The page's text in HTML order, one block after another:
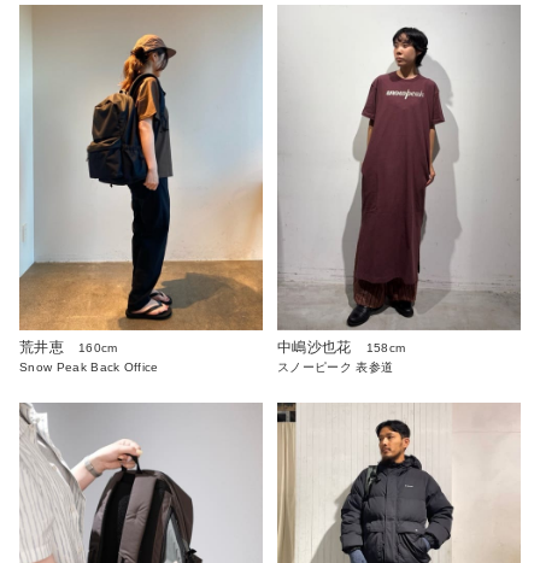
荒井恵
160cm
Snow Peak Back Office
中嶋沙也花
158cm
スノーピーク 表参道